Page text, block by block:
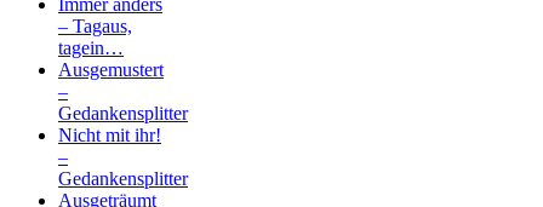
Immer anders
– Tagaus,
tagein…
Ausgemustert
–
Gedankensplitter
Nicht mit ihr!
–
Gedankensplitter
Ausgeträumt